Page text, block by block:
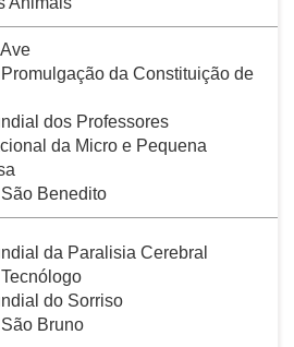
da Constituição de
dos Professores
da Micro e Pequena
Benedito
da Paralisia Cerebral
do Sorriso
Bruno